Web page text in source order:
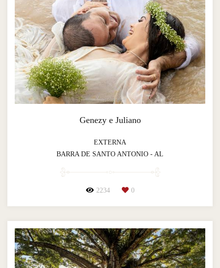
Genezy e Juliano
EXTERNA
BARRA DE SANTO ANTONIO - AL
2234 0